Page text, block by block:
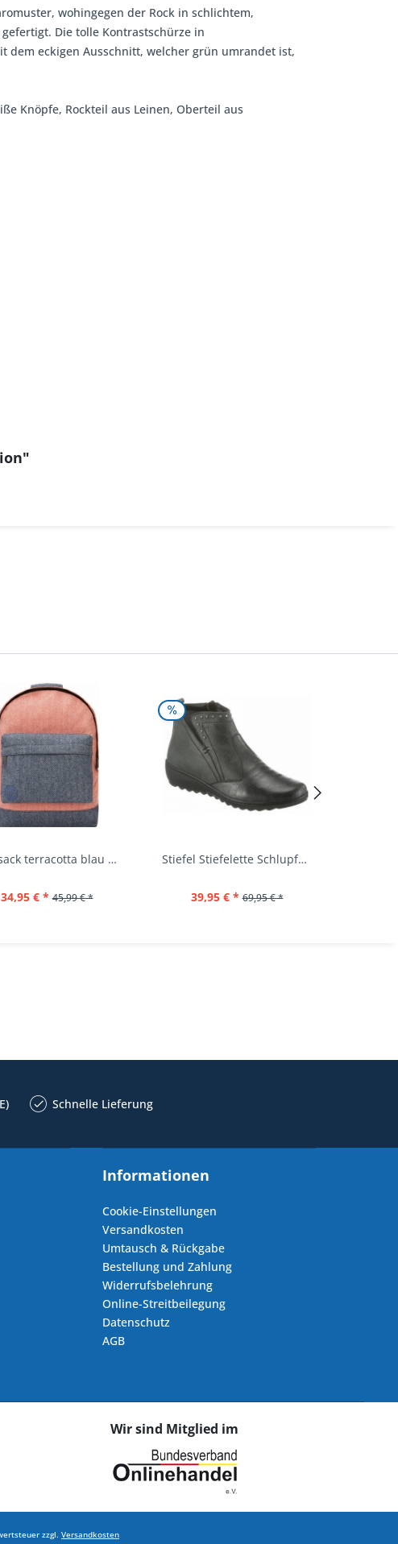
wohingegen der Rock in schlichtem,
Die tolle Kontrastschürze in
eckigen Ausschnitt, welcher grün umrandet ist,
Knöpfe, Rockteil aus Leinen, Oberteil aus
Rucksack terracotta blau navy Mi-Pac...
34,95 € * 45,99 € *
Stiefel Stiefelette Schlupfschuhe...
39,95 € * 69,95 € *
Schnelle Lieferung
Informationen
Cookie-Einstellungen
Versandkosten
Umtausch & Rückgabe
Bestellung und Zahlung
Widerrufsbelehrung
Online-Streitbeilegung
Datenschutz
AGB
Wir sind Mitglied im
zzgl. Versandkosten